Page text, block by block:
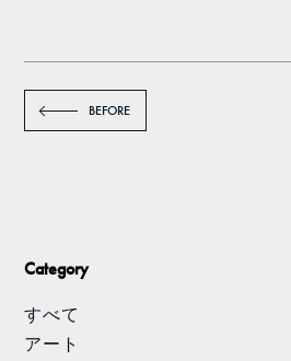
BEFORE
Category
すべて
アート